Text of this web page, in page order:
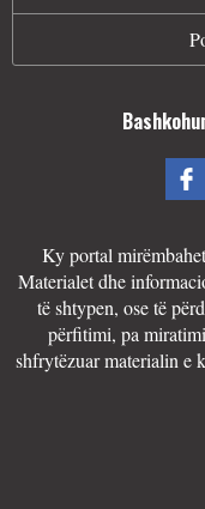
Ky portal
Materialet dhe
të shtypen, ose të
përfitimi, pa
shfrytëzuar materialin e